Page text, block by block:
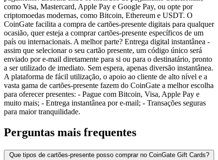
como Visa, Mastercard, Apple Pay e Google Pay, ou opte por
criptomoedas modernas, como Bitcoin, Ethereum e USDT. O
CoinGate facilita a compra de cartões-presente digitais para qualquer
ocasião, quer esteja a comprar cartões-presente específicos de um
país ou internacionais. A melhor parte? Entrega digital instantânea -
assim que selecionar o seu cartão presente, um código único será
enviado por e-mail diretamente para si ou para o destinatário, pronto
a ser utilizado de imediato. Sem espera, apenas diversão instantânea.
A plataforma de fácil utilização, o apoio ao cliente de alto nível e a
vasta gama de cartões-presente fazem do CoinGate a melhor escolha
para oferecer presentes: - Pague com Bitcoin, Visa, Apple Pay e
muito mais; - Entrega instantânea por e-mail; - Transações seguras
para maior tranquilidade.
Perguntas mais frequentes
Que tipos de cartões-presente posso comprar no CoinGate Gift Cards?